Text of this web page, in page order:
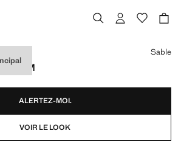
DAIM
]
Sable
ALERTEZ-MOI.
VOIR LE LOOK